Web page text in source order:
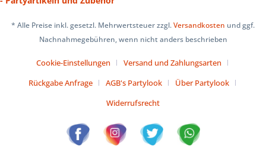
* Alle Preise inkl. gesetzl. Mehrwertsteuer zzgl.Versandkosten und ggf.
Nachnahmegebühren, wenn nicht anders beschrieben
Cookie-Einstellungen
Versand und Zahlungsarten
Rückgabe Anfrage
AGB's Partylook
Über Partylook
Widerrufsrecht